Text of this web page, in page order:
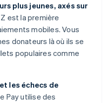
plus jeunes, axés sur
est la première
mobiles. Vous
donateurs là où ils se
populaires comme
les échecs de
Pay utilise des